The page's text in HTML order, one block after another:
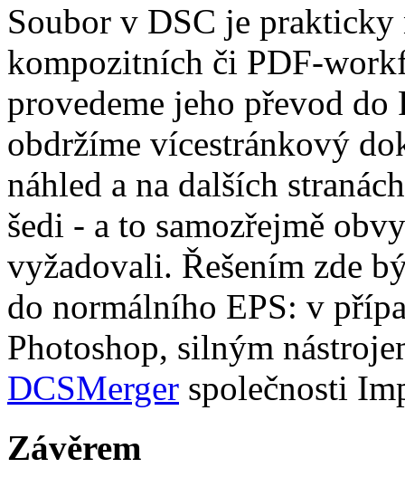
Soubor v DSC je
kompozitních či PDF-
provedeme jeho převod
obdržíme vícestránkový
náhled a na dalších
šedi - a to samozřejmě
vyžadovali. Řešením zde
do normálního EPS: v
Photoshop, silným
DCSMerger společnosti
Závěrem